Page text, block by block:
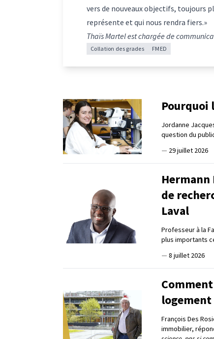
vers de nouveaux objectifs, toujours
représente et qui nous rendra fiers.»
Thaïs Martel est chargée de
Collation des grades FMED
Pourquoi
Jordanne
question du
— 29 juillet 2026
de
Laval
Professeur à la
plus importants
— 8 juillet 2026
François Des
immobilier,